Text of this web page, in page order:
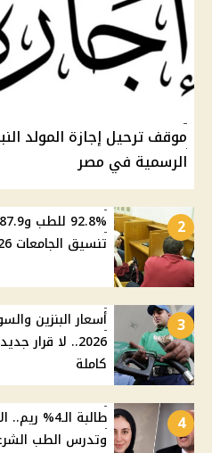
الرسمية في مصر
2
تنسيق الجامعات 2026 وأماكن المرحلة الثانية
3
2026.. لا قرار
كاملة
4
طالبة
وتدرس الطب